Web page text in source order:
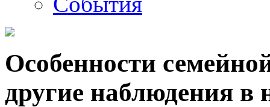
Особенности
другие наблюдения